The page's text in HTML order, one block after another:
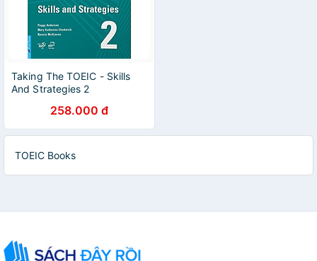
Taking The TOEIC - Skills
And Strategies 2
258.000 đ
TOEIC Books